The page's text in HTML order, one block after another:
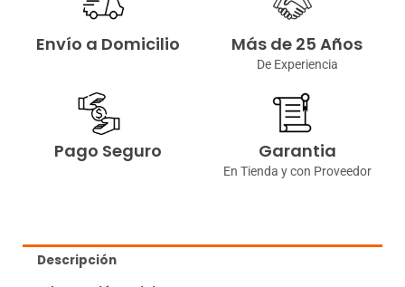
Envío a Domicilio Más de 25 Años
De Experiencia
Pago Seguro Garantia
En Tienda y con Proveedor
Descripción